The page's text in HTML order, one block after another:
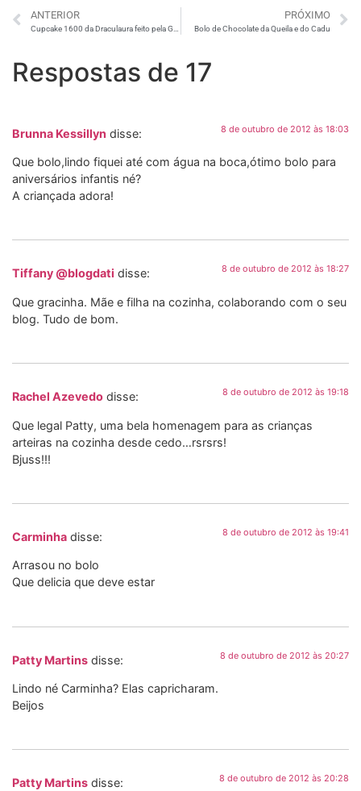
ANTERIOR PRÓXIMO
Bolo de Chocolate da Queila e do Cadu
Respostas de 17
Brunna Kessillyn disse: 8 de outubro de 2012 às 18:03
Que bolo,lindo fiquei até com água na boca,ótimo bolo para
aniversários infantis né?
A criançada adora!
Tiffany @blogdati disse: 8 de outubro de 2012 às 18:27
Que gracinha. Mãe e filha na cozinha, colaborando com o seu
blog. Tudo de bom.
Rachel Azevedo disse: 8 de outubro de 2012 às 19:18
Que legal Patty, uma bela homenagem para as crianças
arteiras na cozinha desde cedo…rsrsrs!
Bjuss!!!
Carminha disse: 8 de outubro de 2012 às 19:41
Arrasou no bolo
Que delicia que deve estar
Patty Martins disse: 8 de outubro de 2012 às 20:27
Lindo né Carminha? Elas capricharam.
Beijos
Patty Martins disse: 8 de outubro de 2012 às 20:28